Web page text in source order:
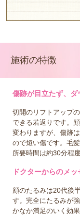
施術の特徴
傷跡が目立たず、ダ
切開のリフトアップ
できる若返りです。
変わりますが、傷跡
ので短い傷です。毛
所要時間は約30分程
ドクターからのメッ
顔のたるみは20代後
す。完全にたるみが
かなか満足のいく効